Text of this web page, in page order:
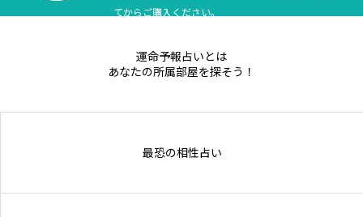
てからご購入ください。
運命予報占いとは
あなたの所属部屋を探そう！
最恐の相性占い